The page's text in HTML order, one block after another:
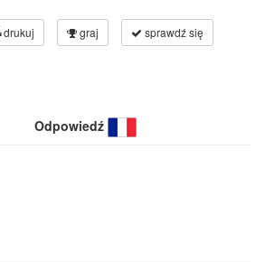
drukuj graj sprawdź się
Odpowiedź